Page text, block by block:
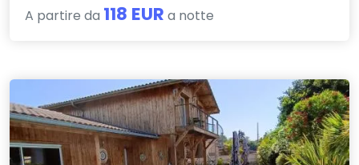
A partire da 118 EUR a notte